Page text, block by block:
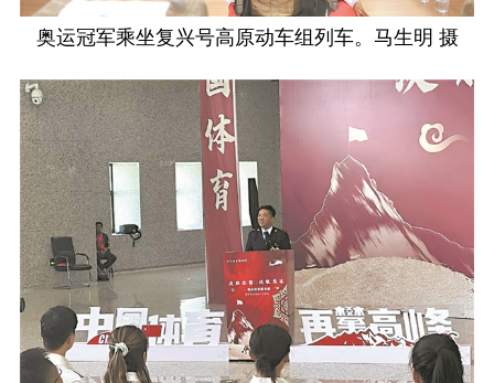
奥运冠军乘坐复兴号高原动车组列车。马生明 摄